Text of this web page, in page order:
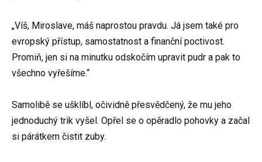
„Víš, Miroslave, máš naprostou pravdu. Já jsem také pro
evropský přístup, samostatnost a finanční poctivost.
Promiň, jen si na minutku odskočím upravit pudr a pak to
všechno vyřešíme.“
Samolibě se ušklíbl, očividně přesvědčený, že mu jeho
jednoduchý trik vyšel. Opřel se o opěradlo pohovky a začal
si párátkem čistit zuby.